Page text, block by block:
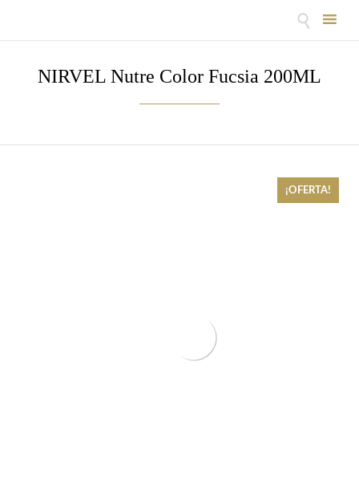

NIRVEL Nutre Color Fucsia 200ML
¡OFERTA!